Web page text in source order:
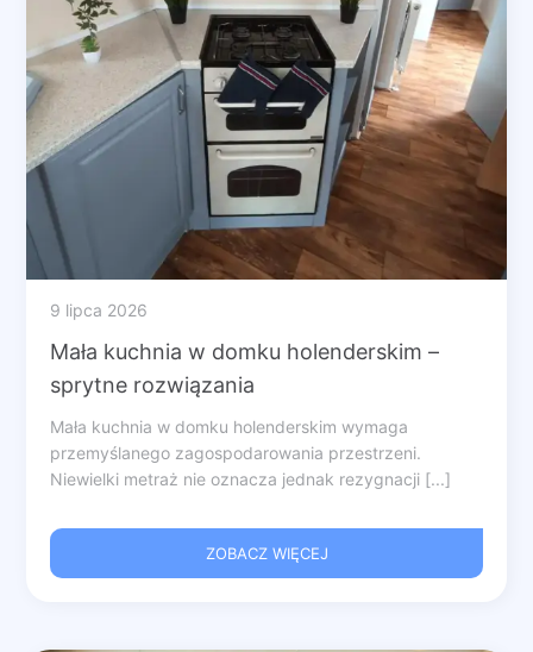
9 lipca 2026
Mała kuchnia w domku holenderskim –
sprytne rozwiązania
Mała kuchnia w domku holenderskim wymaga
przemyślanego zagospodarowania przestrzeni.
Niewielki metraż nie oznacza jednak rezygnacji [...]
ZOBACZ WIĘCEJ